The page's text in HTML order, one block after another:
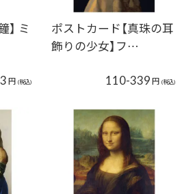
】 ミ
円 (税込)
ポストカード【真珠の耳
飾りの少女】フ…
110-339円 (税込)